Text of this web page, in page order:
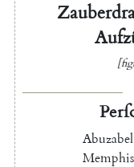
Abuzabel
Memphis